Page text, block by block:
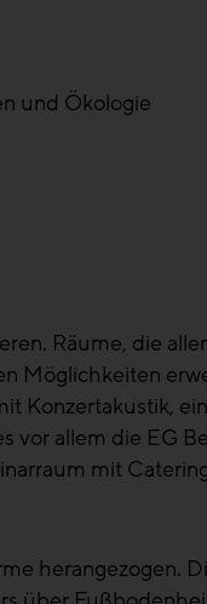
und Ökologie
Räume, die
Möglichkeiten
Konzertakustik,
vor allem die EG
mit
herangezogen.